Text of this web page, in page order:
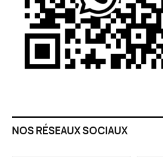
NOS RÉSEAUX SOCIAUX